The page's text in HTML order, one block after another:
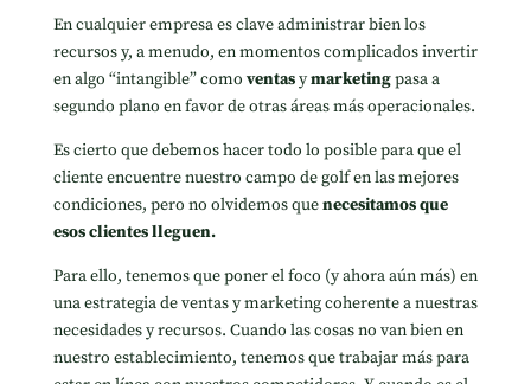
En cualquier empresa es clave administrar bien los
recursos y, a menudo, en momentos complicados invertir
en algo “intangible” como ventasymarketingpasa a
segundo plano en favor de otras áreas más operacionales.
Es cierto que debemos hacer todo lo posible para que el
cliente encuentre nuestro campo de golf en las mejores
condiciones, pero no olvidemos quenecesitamos que
esos clientes lleguen.
Para ello, tenemos que poner el foco (y ahora aún más) en
una estrategia de ventas y marketing coherente a nuestras
necesidades y recursos. Cuando las cosas no van bien en
nuestro establecimiento, tenemos que trabajar más para